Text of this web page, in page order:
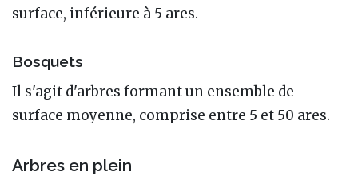
surface, inférieure à 5 ares.
Bosquets
Il s'agit d'arbres formant un ensemble de
surface moyenne, comprise entre 5 et 50 ares.
Arbres en plein